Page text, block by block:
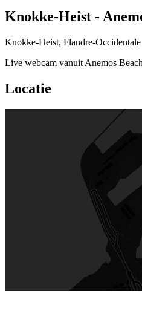
Knokke-Heist -
Knokke-Heist, Flandre-
Live webcam vanuit Anemos
Locatie